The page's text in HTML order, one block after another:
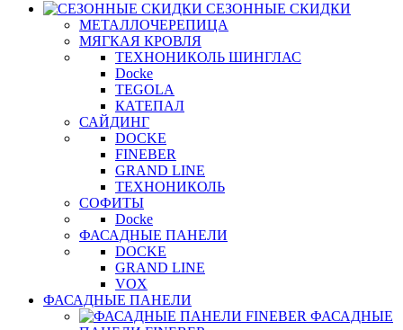
СЕЗОННЫЕ СКИДКИ
МЕТАЛЛОЧЕРЕПИЦА
МЯГКАЯ КРОВЛЯ
ТЕХНОНИКОЛЬ ШИНГЛАС
Docke
TEGOLA
КАТЕПАЛ
САЙДИНГ
DOCKE
FINEBER
GRAND LINE
ТЕХНОНИКОЛЬ
СОФИТЫ
Docke
ФАСАДНЫЕ ПАНЕЛИ
DOCKE
GRAND LINE
VOX
ФАСАДНЫЕ ПАНЕЛИ
ФАСАДНЫЕ